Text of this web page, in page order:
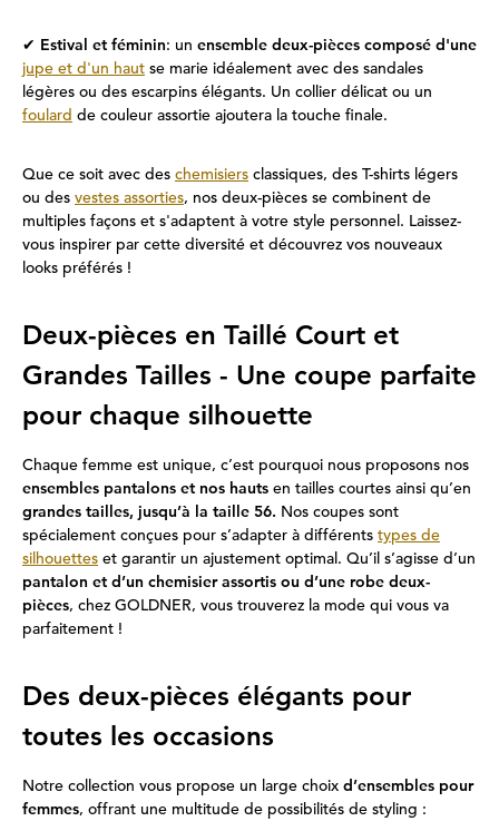
✔ Estival et féminin: un ensemble deux-pièces composé d'une
jupe et d'un haut se marie idéalement avec des sandales
légères ou des escarpins élégants. Un collier délicat ou un
foulard de couleur assortie ajoutera la touche finale.
Que ce soit avec des chemisiers classiques, des T-shirts légers
ou des vestes assorties, nos deux-pièces se combinent de
multiples façons et s'adaptent à votre style personnel. Laissez-
vous inspirer par cette diversité et découvrez vos nouveaux
looks préférés !
Deux-pièces en Taillé Court et
Grandes Tailles - Une coupe parfaite
pour chaque silhouette
Chaque femme est unique, c’est pourquoi nous proposons nos
ensembles pantalons et nos hauts en tailles courtes ainsi qu’en
grandes tailles, jusqu’à la taille 56. Nos coupes sont
spécialement conçues pour s’adapter à différents types de
silhouettes et garantir un ajustement optimal. Qu’il s’agisse d’un
pantalon et d’un chemisier assortis ou d’une robe deux-
pièces, chez GOLDNER, vous trouverez la mode qui vous va
parfaitement !
Des deux-pièces élégants pour
toutes les occasions
Notre collection vous propose un large choix d’ensembles pour
femmes, offrant une multitude de possibilités de styling :